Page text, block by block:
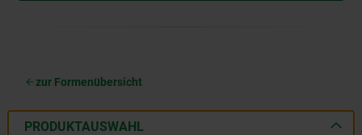
zur Formenübersicht
PRODUKTAUSWAHL